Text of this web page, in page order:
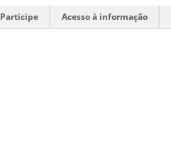
Participe Acesso à informação